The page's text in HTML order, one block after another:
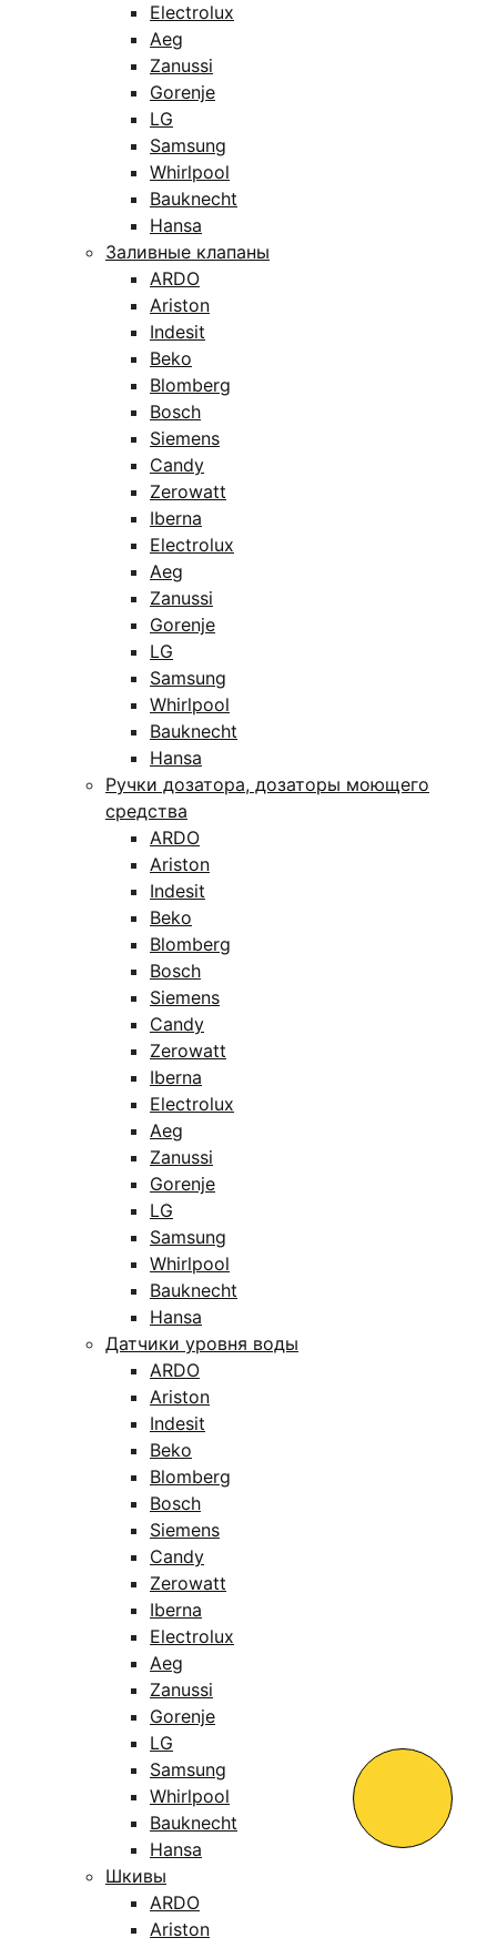
Electrolux
Aeg
Zanussi
Gorenje
LG
Samsung
Whirlpool
Bauknecht
Hansa
Заливные клапаны
ARDO
Ariston
Indesit
Beko
Blomberg
Bosch
Siemens
Candy
Zerowatt
Iberna
Electrolux
Aeg
Zanussi
Gorenje
LG
Samsung
Whirlpool
Bauknecht
Hansa
Ручки дозатора, дозаторы моющего
средства
ARDO
Ariston
Indesit
Beko
Blomberg
Bosch
Siemens
Candy
Zerowatt
Iberna
Electrolux
Aeg
Zanussi
Gorenje
LG
Samsung
Whirlpool
Bauknecht
Hansa
Датчики уровня воды
ARDO
Ariston
Indesit
Beko
Blomberg
Bosch
Siemens
Candy
Zerowatt
Iberna
Electrolux
Aeg
Zanussi
Gorenje
LG
Samsung
Whirlpool
Bauknecht
Hansa
Шкивы
ARDO
Ariston